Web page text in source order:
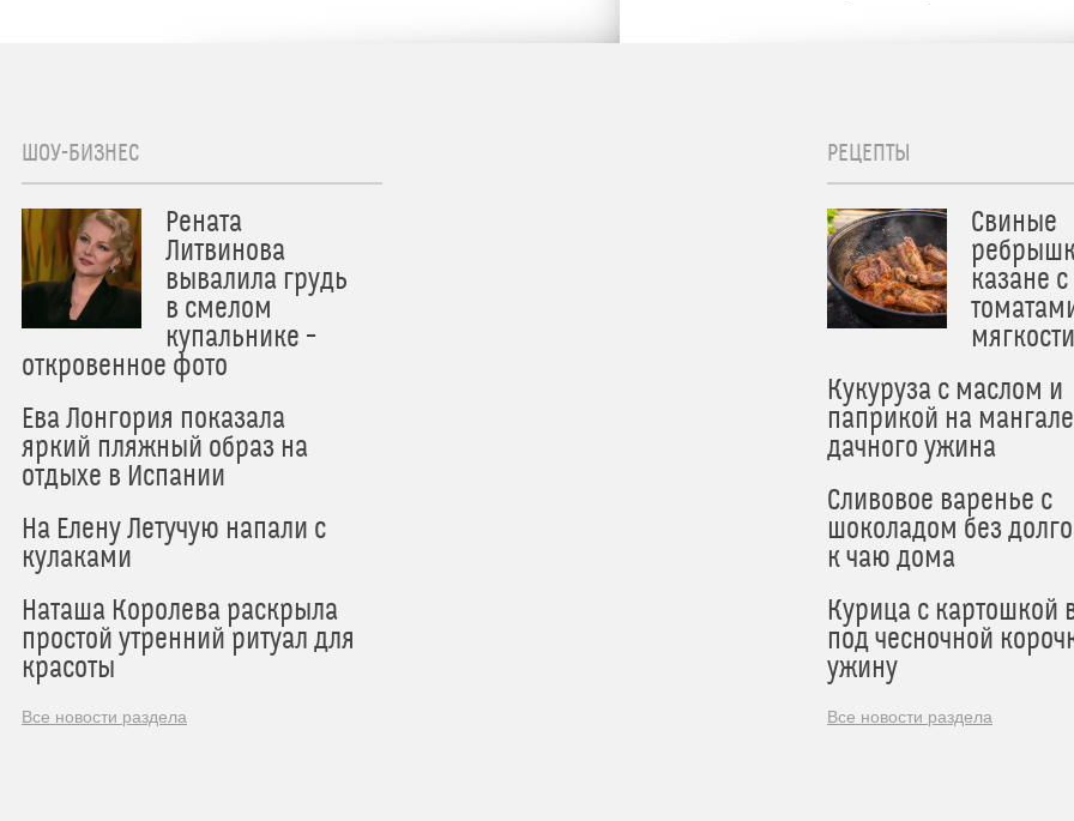
ШОУ-БИЗНЕС
Рената
Литвинова
вывалила грудь
в смелом
купальнике –
откровенное фото
Ева Лонгория показала
яркий пляжный образ на
отдыхе в Испании
На Елену Летучую напали с
кулаками
Наташа Королева раскрыла
простой утренний ритуал для
красоты
Все новости раздела
РЕЦЕПТЫ
Свиные
казане
мягкости
Кукуруза с маслом и
паприкой на
дачного ужина
Сливовое варенье с
шоколадом без
к чаю дома
Курица с картошкой
под чесночной
ужину
Все новости раздела